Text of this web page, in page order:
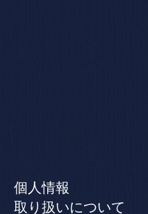
個人情報
取り扱いについて